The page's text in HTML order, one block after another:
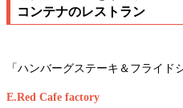
コンテナのレストラン
「ハンバーグステーキ＆フライド
E.Red Cafe factory